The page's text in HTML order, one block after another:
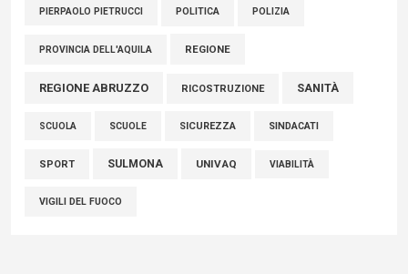
PIERPAOLO PIETRUCCI POLITICA POLIZIA
PROVINCIA DELL'AQUILA REGIONE
REGIONE ABRUZZO RICOSTRUZIONE SANITÀ
SCUOLA SCUOLE SICUREZZA SINDACATI
SPORT SULMONA UNIVAQ VIABILITÀ
VIGILI DEL FUOCO